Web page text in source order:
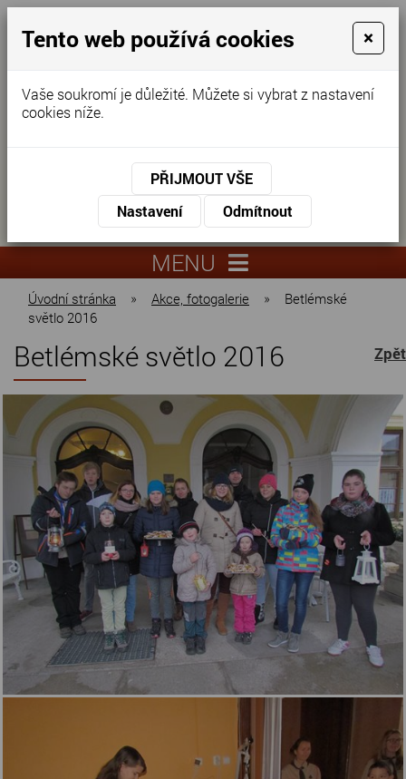
prohlídka
KONTAKTUJTE NÁS
KONTAKTUJTE NÁS
551
lysa.cz
MENU
Úvodní stránka » Akce, fotogalerie »
Betlémské
světlo 2016
Betlémské světlo 2016 Zpět
Tento web používá cookies ×
Vaše soukromí je důležité. Můžete si vybrat z nastavení
cookies níže.
PŘIJMOUT VŠE
Nastavení
Odmítnout